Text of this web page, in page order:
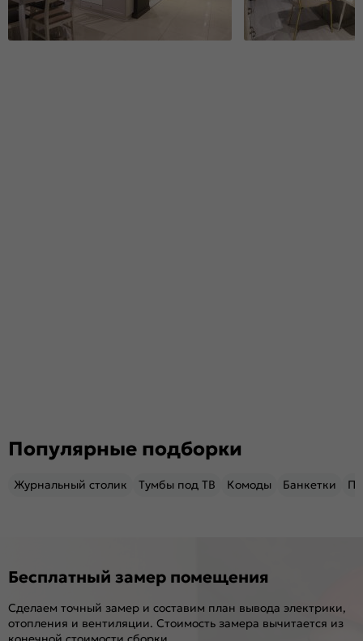
Популярные подборки
Журнальный столик Тумбы под ТВ Комоды Банкетки
Бесплатный замер помещения
Сделаем точный замер и составим план вывода электрики,
отопления и вентиляции. Стоимость замера вычитается из